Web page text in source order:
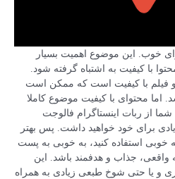
خوب. این موضوع اهمیت بسیار
محتوا با کیفیت به اشتباه گرفته شود.
فیلم با کیفیت است که ممکن است
اما محتوای با کیفیت موضوع کاملا
از ربات اینستاگرام فالوجت
برای خود خواهید داشت. پس بهتر
خوبی استفاده کنید، به خوبی به پست
واقعی، جذاب و هدفمند باشد. این
و یا حتی شوخ طبعی زیادی به همراه